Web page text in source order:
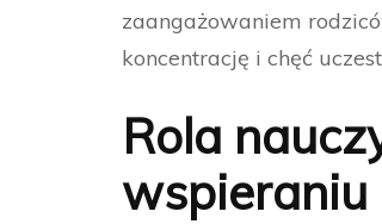
zaangażowaniem
koncentrację i chęć
Rola
wspieraniu